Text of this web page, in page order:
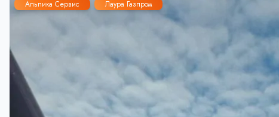
Альпика Сервис Лаура Газпром